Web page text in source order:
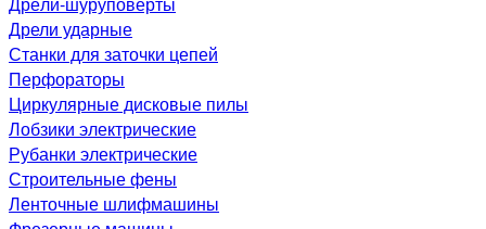
Дрели ударные
Станки для заточки цепей
Перфораторы
Циркулярные дисковые пилы
Лобзики электрические
Рубанки электрические
Строительные фены
Ленточные шлифмашины